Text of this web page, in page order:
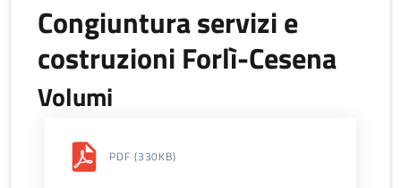
Congiuntura servizi e
costruzioni Forlì-Cesena
Volumi
PDF (330KB)